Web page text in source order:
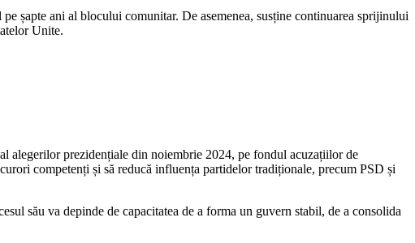
șapte ani al blocului comunitar. De asemenea, susține continuarea sprijinului
Unite.
alegerilor prezidențiale din noiembrie 2024, pe fondul acuzațiilor de
competenți și să reducă influența partidelor tradiționale, precum PSD și
său va depinde de capacitatea de a forma un guvern stabil, de a consolida